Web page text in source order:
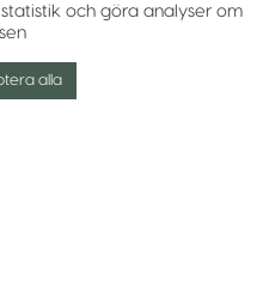
och göra analyser om
alla